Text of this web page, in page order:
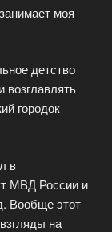
моя
детство
возглавлять
городок
в
МВД России и
Вообще этот
на